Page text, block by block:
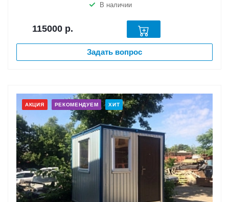
В наличии
115000 р.
Задать вопрос
АКЦИЯ РЕКОМЕНДУЕМ ХИТ